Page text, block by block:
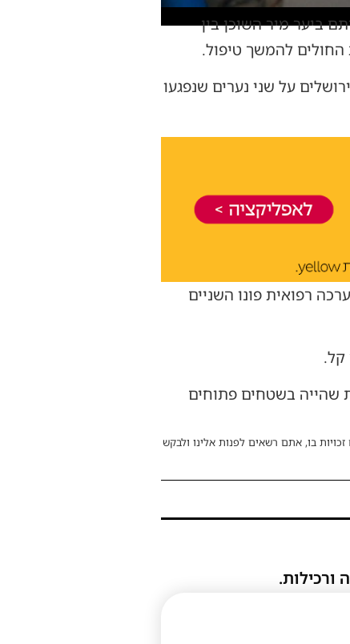
ביער מיר השוכן בין
החולים להמשך טיפול.
דיווח במוקד 101 של מד"א במרחב ירושלים על שני נערים שנפגעו
רפואית פונו השניים
שהייה בשטחים פתוחים
בו, אתם רשאים לפנות אלינו ולבקש
ורכילות.